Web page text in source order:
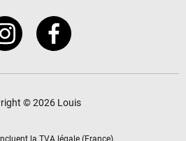
© 2026 Louis
la TVA légale(France).